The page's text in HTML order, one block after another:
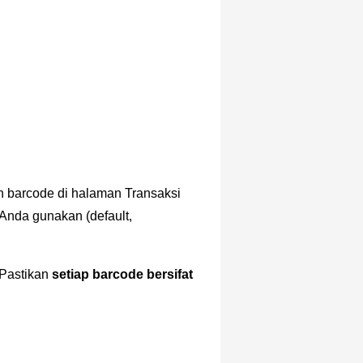
di halaman Transaksi
gunakan (default,
setiap barcode bersifat